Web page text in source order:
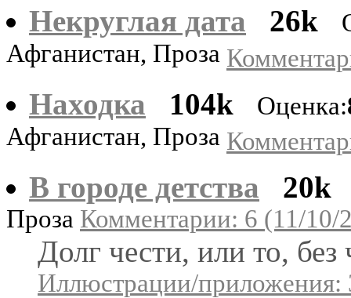
Некруглая дата 26k
Афганистан, Проза
Находка 104k Оценка:
Афганистан, Проза
В городе детства 20k
Проза Комментарии: 6 (11/10/
Долг чести, или то,
Иллюстрации/приложения: